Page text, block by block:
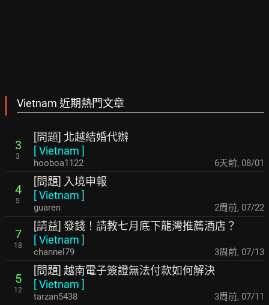
Vietnam 近期熱門文章
3
3
[問題] 北越結婚代辦
[Vietnam ]
hooboa1122 6天前, 08/01
4
5
[問題] 入境申報
[Vietnam ]
guaren 2周前, 07/22
7
18
[請益] 發錢！請教七月底下龍灣推薦酒店？
[Vietnam ]
channel79 3周前, 07/13
5
12
[問題] 越南電子簽證無法付款如何解決
[Vietnam ]
tarzan5438 3周前, 07/11